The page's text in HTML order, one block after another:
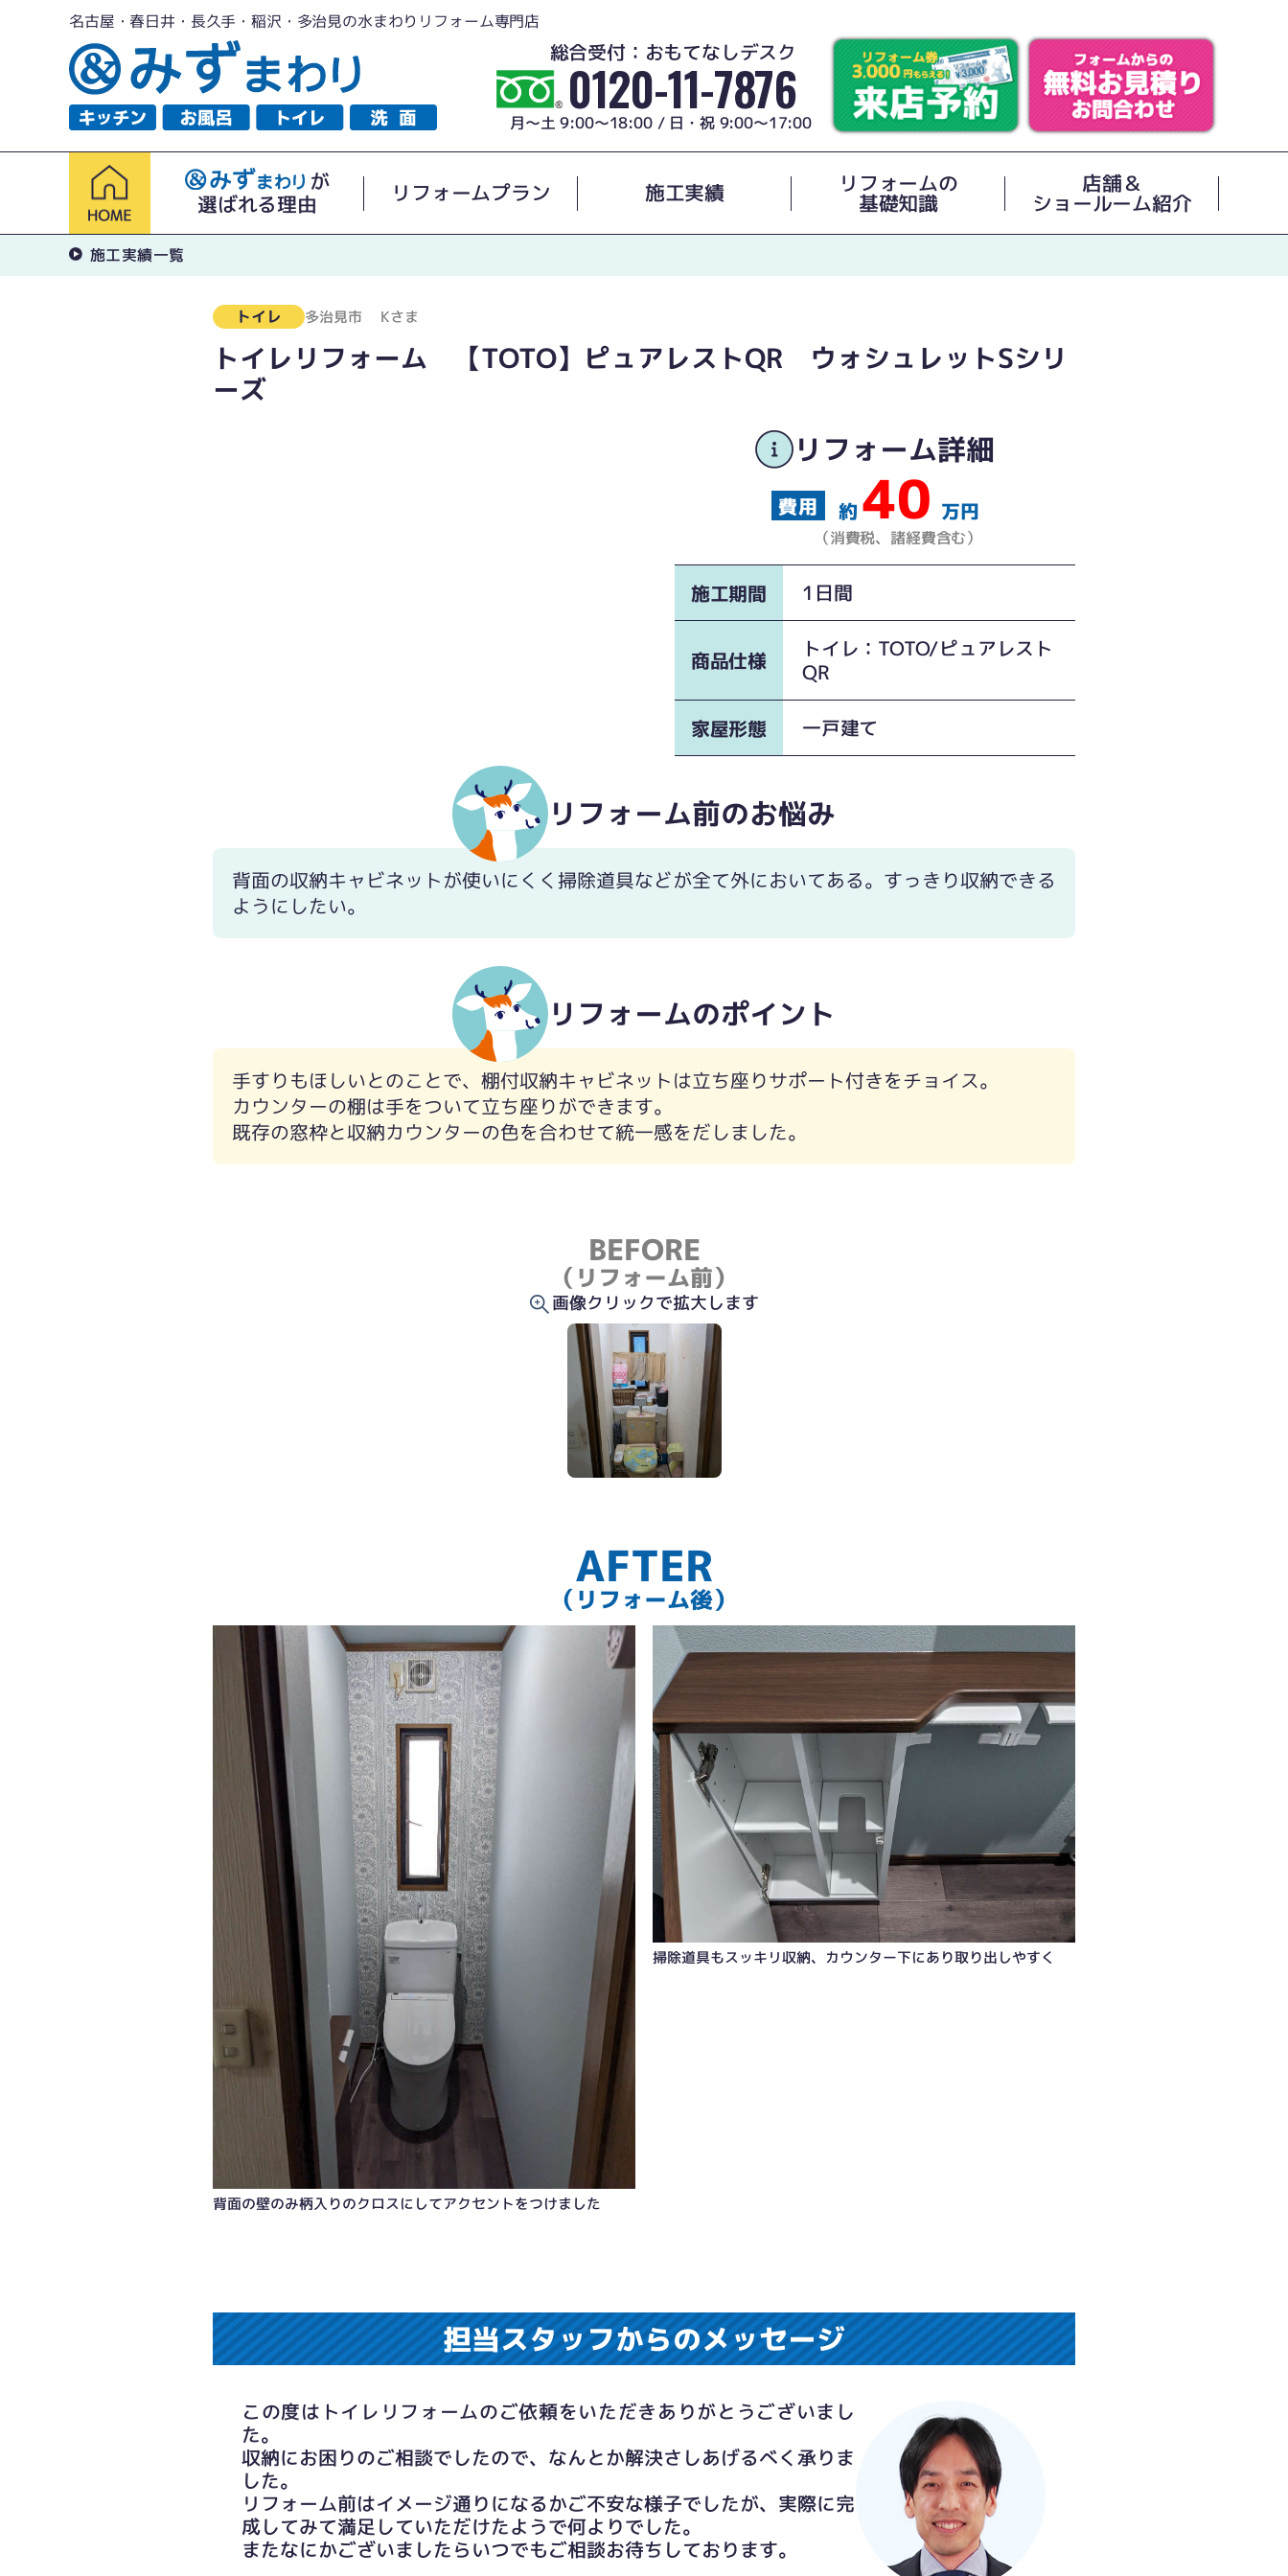
名古屋・春日井・長久手・稲沢・多治見の水まわりリフォーム専門店
総合受付：おもてなしデスク
0120-11-7876
月～土 9:00～18:00 / 日・祝 9:00～17:00
が
選ばれる理由
リフォームプラン 施工実績 リフォームの
基礎知識
店舗＆
ショールーム紹介
施工実績一覧
トイレ 多治見市 Kさま
トイレリフォーム 【TOTO】ピュアレストQR ウォシュレットSシリ
ーズ
リフォーム詳細
約 40 万円
（消費税、諸経費含む）
施工期間 1日間
商品仕様
トイレ：TOTO/ピュアレスト
QR
家屋形態 一戸建て
リフォーム前のお悩み
背面の収納キャビネットが使いにくく掃除道具などが全て外においてある。すっきり収納できる
ようにしたい。
リフォームのポイント
手すりもほしいとのことで、棚付収納キャビネットは立ち座りサポート付きをチョイス。
カウンターの棚は手をついて立ち座りができます。
既存の窓枠と収納カウンターの色を合わせて統一感をだしました。
BEFORE
（リフォーム前）
画像クリックで拡大します
AFTER
（リフォーム後）
背面の壁のみ柄入りのクロスにしてアクセントをつけました
掃除道具もスッキリ収納、カウンター下にあり取り出しやすく
背面の壁のみ柄入りのクロスにしてアクセントをつけました
掃除道具もスッキリ収納、カウンター下にあり取り出しやすく担当スタッフからのメッセージ
この度はトイレリフォームのご依頼をいただきありがとうございまし
た。
収納にお困りのご相談でしたので、なんとか解決さしあげるべく承りま
した。
リフォーム前はイメージ通りになるかご不安な様子でしたが、実際に完
成してみて満足していただけたようで何よりでした。
またなにかございましたらいつでもご相談お待ちしております。